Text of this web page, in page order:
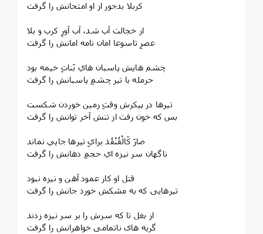
كربلا بدجور از او امتحانش را گرفت
از خجالت آب شد، آب آورِ كرب و بلا
عصرِ تاسوعا امان نامه امانش را گرفت
چشم هايش پاسبان هاي بَناتِ خيمه بود
حرمله با تير چشمِ پاسبانش را گرفت
تيرها در پيكرش وقتِ زمين خوردن شكست
بس كه خون رفت از تنش آخر توانش را گرفت
صارَ کَالْقُنْفُذ برايِ تيرها جايي نماند
ناگهان سر نيزه اي حجمِ دهانش را گرفت
قتل او کار عمود آهن و نیزه نبود
تیرهایی که به مشکش خورد جانش را گرفت
از بغل تا که سرش را بر سر نیزه زدند
گریه های ناتمامی خواهرانش را گرفت